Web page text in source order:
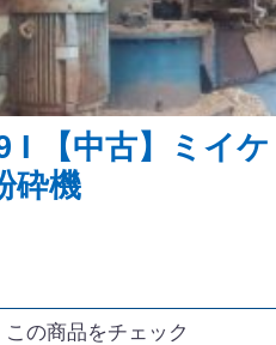
I 【中古】ミイケ
砕機
この商品をチェック